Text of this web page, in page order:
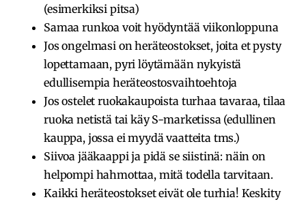
(esimerkiksi pitsa)
Samaa runkoa voit hyödyntää viikonloppuna
Jos ongelmasi on heräteostokset, joita et pysty
lopettamaan, pyri löytämään nykyistä
edullisempia heräteostosvaihtoehtoja
Jos ostelet ruokakaupoista turhaa tavaraa, tilaa
ruoka netistä tai käy S-marketissa (edullinen
kauppa, jossa ei myydä vaatteita tms.)
Siivoa jääkaappi ja pidä se siistinä: näin on
helpompi hahmottaa, mitä todella tarvitaan.
Kaikki heräteostokset eivät ole turhia! Keskity